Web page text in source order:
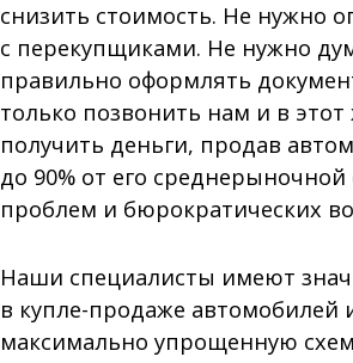
снизить стоимость. Не нужно
с перекупщиками. Не нужно
правильно оформлять
только позвонить нам и в
получить деньги, продав
до 90% от его среднерыночной
проблем и бюрократических
Наши специалисты имеют
в купле-продаже автомобилей
максимально упрощенную